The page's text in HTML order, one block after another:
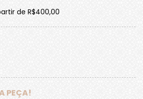
de R$400,00
PEÇA!